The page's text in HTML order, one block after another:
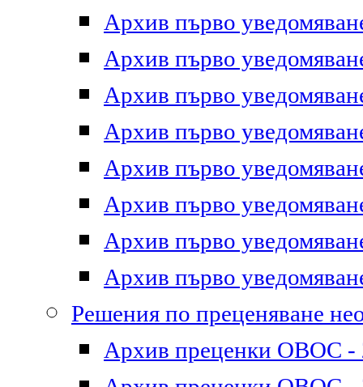
Архив първо
Архив първо
Архив първо
Архив първо
Архив първо
Архив първо
Архив първо
Архив първо
Решения по преценяване
Архив преценки ОВОС -